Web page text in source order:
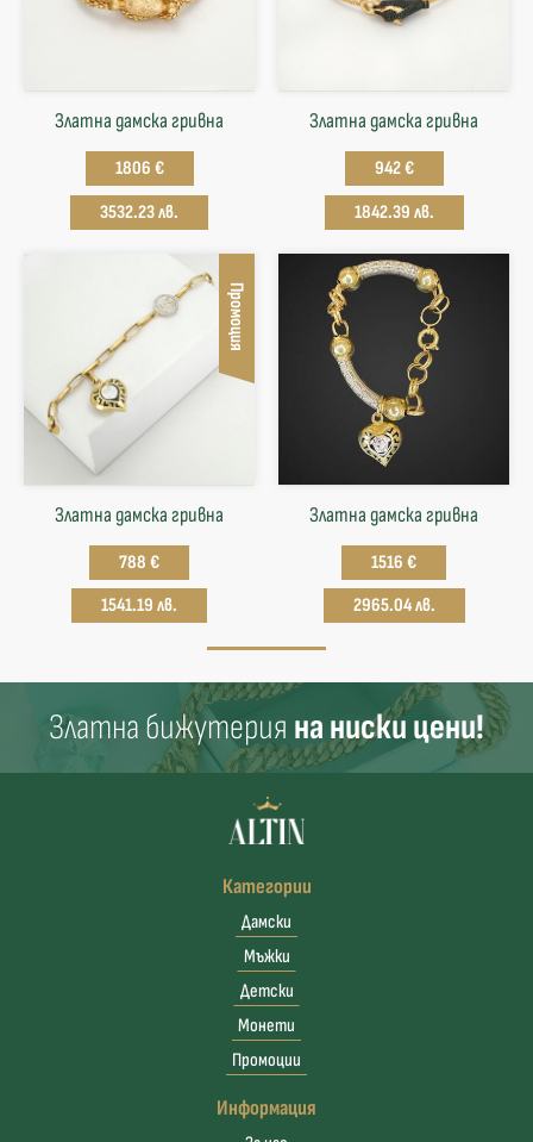
Златна дамска гривна
1806 €
3532.23 лв.
Златна дамска гривна
942 €
1842.39 лв.
Промоция
Златна дамска гривна
788 €
1541.19 лв.
Златна дамска гривна
1516 €
2965.04 лв.
Златна бижутерия на ниски цени!
Категории
Дамски
Мъжки
Детски
Монети
Промоции
Информация